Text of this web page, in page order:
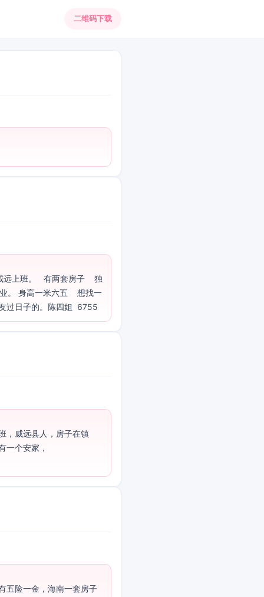
二维码下载
上班。   有两套房子    独
。 身高一米六五    想找一
过日子的。陈四姐  6755
，威远县人，房子在镇
一个安家，
五险一金，海南一套房子